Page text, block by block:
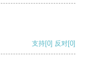
支持[0] 反对[0]